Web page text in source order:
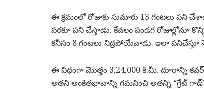
ఈ క్రమంలో రోజుకు సుమారు 13 గంటలు పని
వరకూ పని చేస్తాడు. కేవలం పండగ రోజుల్లోనూ
కనీసం 8 గంటలు నిద్రపోయేవాడు. ఇలా పనిచేస్తూ
ఈ విధంగా మొత్తం 3,24,000 కి.మీ. దూరాన్ని
అతని అంకితభావాన్ని గమనించి అతన్ని “గ్రేట్